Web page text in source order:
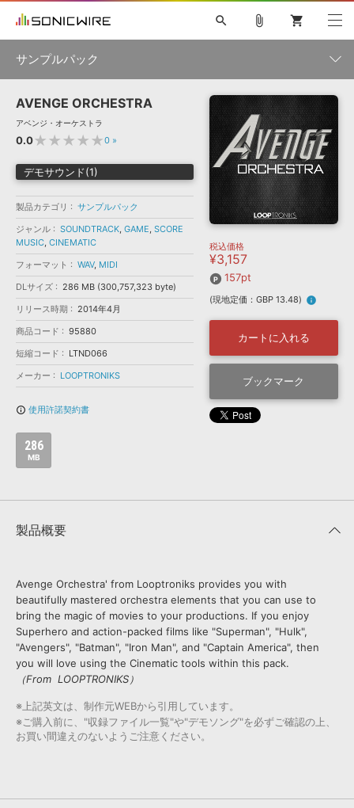
ソフト音源 »
プラグイン・エフェクト »
サンプルパック »
ソフトウェア／ツール »
DAW »
効果音 »
BGM »
キャンペーン »
特集 »
ニュースレター »
SONICWIREブログ »
製品サポート情報 »
DTMガイド »
FAQ »
お問い合わせ »
音楽カード
楽曲配信流通 サービス
無償のサウンド管理ソフト
SLS
search
初音ミク NT 鏡音リン・レン V4X 巡音ルカ V4X
MEIKO V3
KAITO V3
VOCALOID
SPITFIRE AUDIO
VIENNA
EZ DRUMMER 3
ライセンスフリーBGM
サンプルパックを試そう
ボーカル抜き出し
DUBSTEP
MUTANT
ROUTER.FM
ソフト音源 プラグイン・エフェクト
ソフトウェア／ツール DAW 効果音
attach_file shopping_cart
サンプルパック
製品一覧
ジャンル
メーカー
フォーマット
ランキング
AVENGE ORCHESTRA
アベンジ・オーケストラ
0.0★★★★★0 »
デモサウンド(1)
製品カテゴリ
サンプルパック
ジャンル
SOUNDTRACK, GAME, SCORE
MUSIC, CINEMATIC
フォーマット
WAV, MIDI
DLサイズ
286 MB (300,757,323 byte)
リリース時期
2014年4月
商品コード
95880
短縮コード
LTND066
メーカー
LOOPTRONIKS
info_outline 使用許諾契約書
286
MB
税込価格
¥3,157
157pt
(現地定価：GBP 13.48) info
カートに入れる
ブックマーク
製品概要
Avenge Orchestra' from Looptroniks provides you with
beautifully mastered orchestra elements that you can use to
bring the magic of movies to your productions. If you enjoy
Superhero and action-packed films like "Superman", "Hulk",
"Avengers", "Batman", "Iron Man", and "Captain America", then
you will love using the Cinematic tools within this pack.
（From LOOPTRONIKS）
※上記英文は、制作元WEBから引用しています。
※ご購入前に、"収録ファイル一覧"や"デモソング"を必ずご確認の上、
お買い間違えのないようご注意ください。